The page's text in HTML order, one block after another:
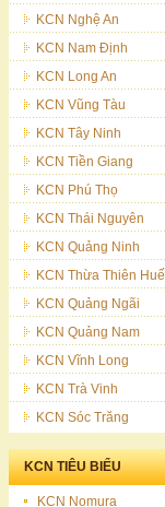
KCN Nghệ An
KCN Nam Định
KCN Long An
KCN Vũng Tàu
KCN Tây Ninh
KCN Tiền Giang
KCN Phú Thọ
KCN Thái Nguyên
KCN Quảng Ninh
KCN Thừa Thiên Huế
KCN Quảng Ngãi
KCN Quảng Nam
KCN Vĩnh Long
KCN Trà Vinh
KCN Sóc Trăng
KCN TIÊU BIỂU
KCN Nomura